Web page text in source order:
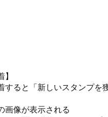
】
すると「新しいスタンプを
画像が表示される